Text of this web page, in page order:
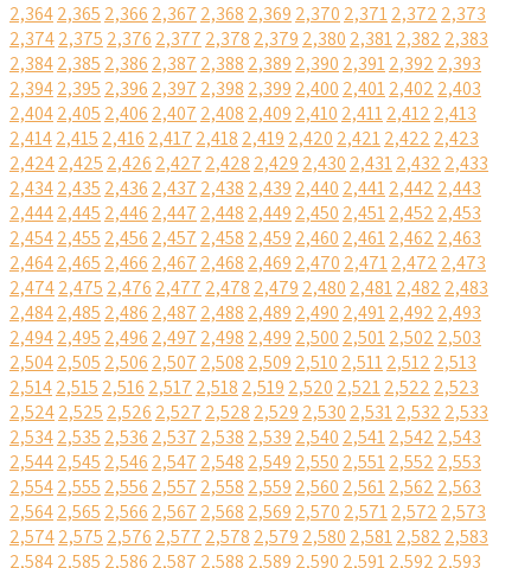
2,3642,365 2,366 2,367 2,368 2,369 2,370 2,3712,372 2,373
2,3742,375 2,376 2,377 2,378 2,379 2,380 2,3812,382 2,383
2,3842,385 2,386 2,387 2,388 2,389 2,390 2,3912,392 2,393
2,3942,395 2,396 2,397 2,398 2,399 2,400 2,4012,402 2,403
2,4042,405 2,406 2,407 2,408 2,409 2,410 2,4112,412 2,413
2,4142,415 2,416 2,417 2,418 2,419 2,420 2,4212,422 2,423
2,4242,425 2,426 2,427 2,428 2,429 2,430 2,4312,432 2,433
2,4342,435 2,436 2,437 2,438 2,439 2,440 2,4412,442 2,443
2,4442,445 2,446 2,447 2,448 2,449 2,450 2,4512,452 2,453
2,4542,455 2,456 2,457 2,458 2,459 2,460 2,4612,462 2,463
2,4642,465 2,466 2,467 2,468 2,469 2,470 2,4712,472 2,473
2,4742,475 2,476 2,477 2,478 2,479 2,480 2,4812,482 2,483
2,4842,485 2,486 2,487 2,488 2,489 2,490 2,4912,492 2,493
2,4942,495 2,496 2,497 2,498 2,499 2,500 2,5012,502 2,503
2,5042,505 2,506 2,507 2,508 2,509 2,510 2,5112,512 2,513
2,5142,515 2,516 2,517 2,518 2,519 2,520 2,5212,522 2,523
2,5242,525 2,526 2,527 2,528 2,529 2,530 2,5312,532 2,533
2,5342,535 2,536 2,537 2,538 2,539 2,540 2,5412,542 2,543
2,5442,545 2,546 2,547 2,548 2,549 2,550 2,5512,552 2,553
2,5542,555 2,556 2,557 2,558 2,559 2,560 2,5612,562 2,563
2,5642,565 2,566 2,567 2,568 2,569 2,570 2,5712,572 2,573
2,5742,575 2,576 2,577 2,578 2,579 2,580 2,5812,582 2,583
2,5842,585 2,586 2,587 2,588 2,589 2,590 2,5912,592 2,593